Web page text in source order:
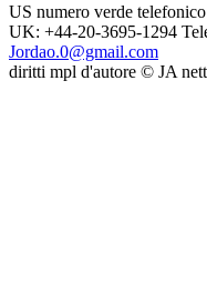
US numero verde
UK: +44-20-3695-1294
Jordao.0@gmail.com
diritti mpl d'autore © JA